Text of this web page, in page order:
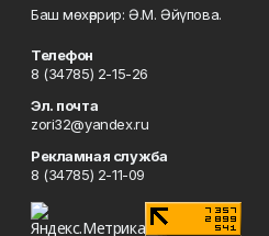
Баш мөхәррир: Ә.М. Әйүпова.
Телефон
8 (34785) 2-15-26
Эл. почта
zori32@yandex.ru
Рекламная служба
8 (34785) 2-11-09